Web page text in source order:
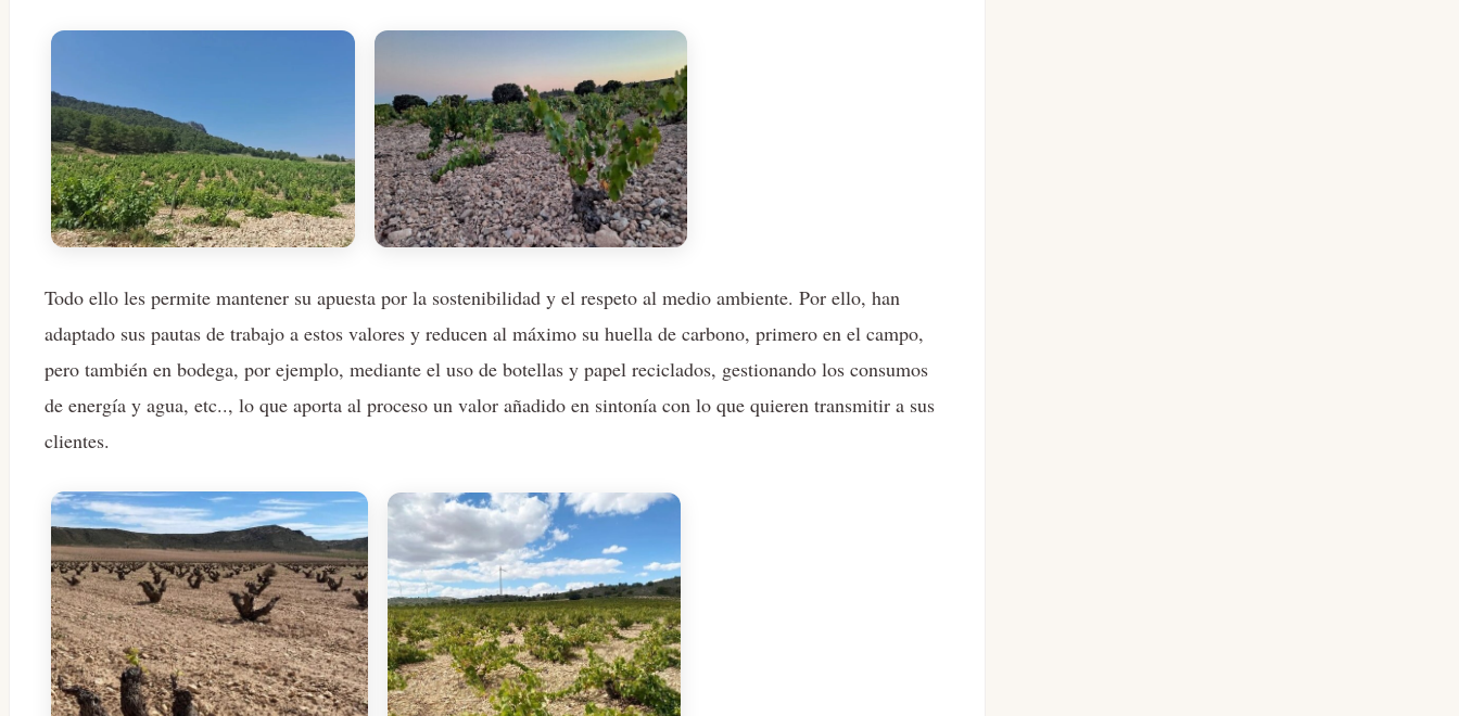
Todo ello les permite mantener su apuesta por la sostenibilidad y el respeto al medio ambiente. Por ello, han
adaptado sus pautas de trabajo a estos valores y reducen al máximo su huella de carbono, primero en el campo,
pero también en bodega, por ejemplo, mediante el uso de botellas y papel reciclados, gestionando los consumos
de energía y agua, etc.., lo que aporta al proceso un valor añadido en sintonía con lo que quieren transmitir a sus
clientes.